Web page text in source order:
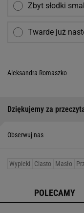
Zbyt słodki
Twarde już
Aleksandra Romaszko
Dziękujemy za
Obserwuj nas
Wypieki Ciasto Masło
POLECAMY